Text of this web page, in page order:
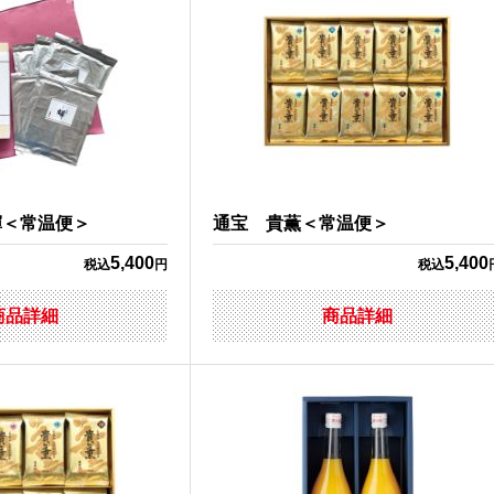
常温便＞
税込5,400円
品詳細
通宝 貴薫＜常温便＞
税込5,400
商品詳細